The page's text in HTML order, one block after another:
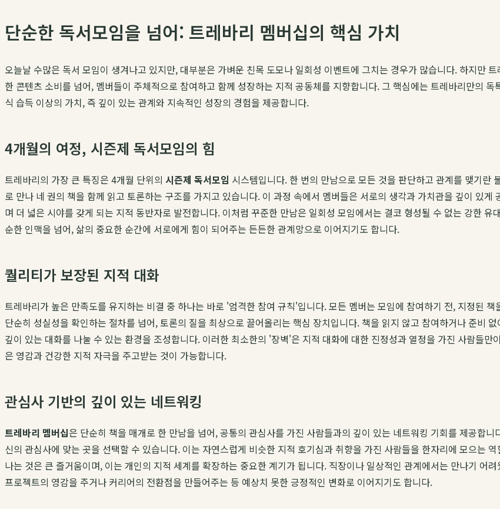
단순한 독서모임을 넘어: 트레바리 멤버십의 핵심 가치
오늘날 수많은 독서 모임이 생겨나고 있지만, 대부분은 가벼운 친목 도모나 일회성 이벤트에 그치는 경우가 많습니다. 하지만
한 콘텐츠 소비를 넘어, 멤버들이 주체적으로 참여하고 함께 성장하는 지적 공동체를 지향합니다. 그 핵심에는 트레바리만의
식 습득 이상의 가치, 즉 깊이 있는 관계와 지속적인 성장의 경험을 제공합니다.
4개월의 여정, 시즌제 독서모임의 힘
트레바리의 가장 큰 특징은 4개월 단위의 시즌제 독서모임 시스템입니다. 한 번의 만남으로 모든 것을 판단하고 관계를 맺기
로 만나 네 권의 책을 함께 읽고 토론하는 구조를 가지고 있습니다. 이 과정 속에서 멤버들은 서로의 생각과 가치관을 깊이 있
며 더 넓은 시야를 갖게 되는 지적 동반자로 발전합니다. 이처럼 꾸준한 만남은 일회성 모임에서는 결코 형성될 수 없는 강한
순한 인맥을 넘어, 삶의 중요한 순간에 서로에게 힘이 되어주는 든든한 관계망으로 이어지기도 합니다.
퀄리티가 보장된 지적 대화
트레바리가 높은 만족도를 유지하는 비결 중 하나는 바로 '엄격한 참여 규칙'입니다. 모든 멤버는 모임에 참여하기 전, 지정된
단순히 성실성을 확인하는 절차를 넘어, 토론의 질을 최상으로 끌어올리는 핵심 장치입니다. 책을 읽지 않고 참여하거나 준비
깊이 있는 대화를 나눌 수 있는 환경을 조성합니다. 이러한 최소한의 '장벽'은 지적 대화에 대한 진정성과 열정을 가진 사람들
은 영감과 건강한 지적 자극을 주고받는 것이 가능합니다.
관심사 기반의 깊이 있는 네트워킹
트레바리 멤버십은 단순히 책을 매개로 한 만남을 넘어, 공통의 관심사를 가진 사람들과의 깊이 있는 네트워킹 기회를 제공합
신의 관심사에 맞는 곳을 선택할 수 있습니다. 이는 자연스럽게 비슷한 지적 호기심과 취향을 가진 사람들을 한자리에 모으는
나는 것은 큰 즐거움이며, 이는 개인의 지적 세계를 확장하는 중요한 계기가 됩니다. 직장이나 일상적인 관계에서는 만나기 어
프로젝트의 영감을 주거나 커리어의 전환점을 만들어주는 등 예상치 못한 긍정적인 변화로 이어지기도 합니다.